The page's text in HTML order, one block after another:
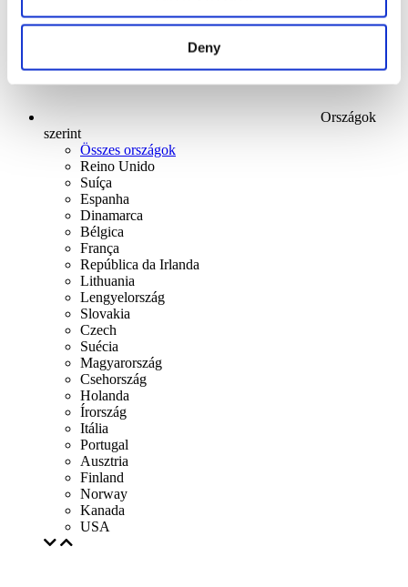
Deny
Országok
szerint
Összes országok
Reino Unido
Suíça
Espanha
Dinamarca
Bélgica
França
República da Irlanda
Lithuania
Lengyelország
Slovakia
Czech
Suécia
Magyarország
Csehország
Holanda
Írország
Itália
Portugal
Ausztria
Finland
Norway
Kanada
USA